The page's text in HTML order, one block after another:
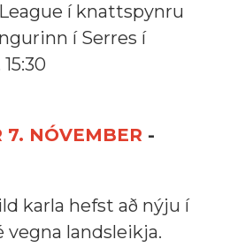
í knattspynru
í Serres í
7. NÓVEMBER -
karla hefst að nýju í
landsleikja.